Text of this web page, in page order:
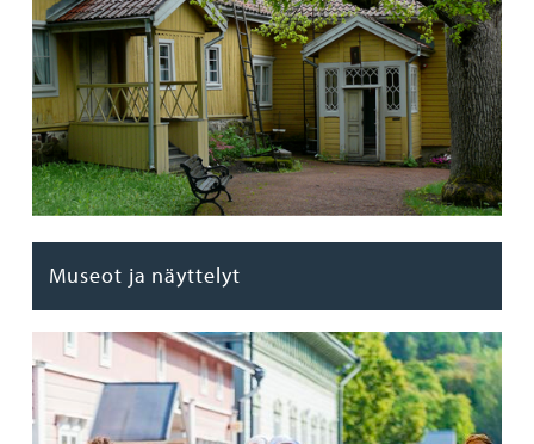
Museot ja näyttelyt